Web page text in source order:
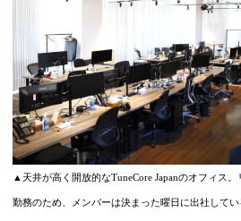
▲天井が高く開放的なTuneCore Japanのオフィス
勤務のため、メンバーは決まった曜日に出社してい